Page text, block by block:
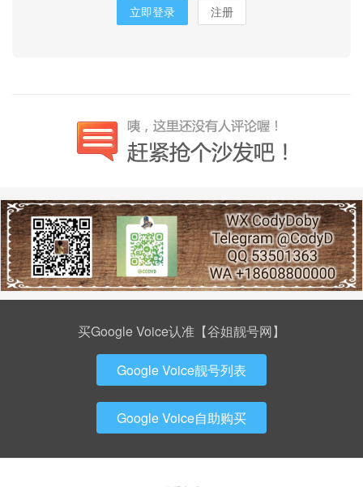
立即登录 注册
买Google Voice认准【谷姐靓号网】
Google Voice靓号列表
Google Voice自助购买